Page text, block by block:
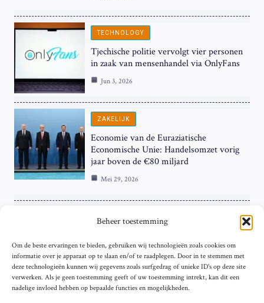
Beheer toestemming
Om de beste ervaringen te bieden, gebruiken wij technologieën zoals cookies om
informatie over je apparaat op te slaan en/of te raadplegen. Door in te stemmen met
deze technologieën kunnen wij gegevens zoals surfgedrag of unieke ID's op deze site
verwerken. Als je geen toestemming geeft of uw toestemming intrekt, kan dit een
nadelige invloed hebben op bepaalde functies en mogelijkheden.
TECHNOLOGY
Tjechische politie vervolgt vier personen
in zaak van mensenhandel via OnlyFans
Jun 3, 2026
ZAKELIJK
Economie van de Euraziatische
Economische Unie: Handelsomzet vorig
jaar boven de €80 miljard
Mei 29, 2026
ZAKELIJK
Hardnekkige Inflatie bij de ‘Grote Vier’
van de Eurozone
Mei 29, 2026